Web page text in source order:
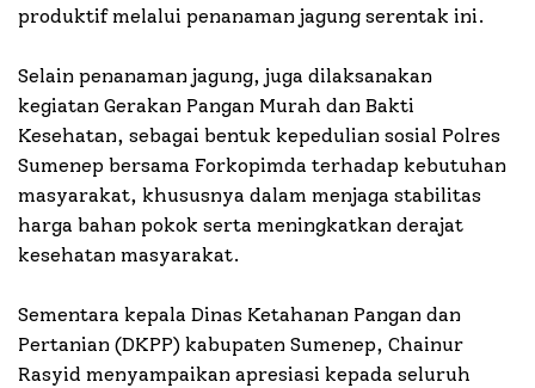
produktif melalui penanaman jagung serentak ini.
Selain penanaman jagung, juga dilaksanakan
kegiatan Gerakan Pangan Murah dan Bakti
Kesehatan, sebagai bentuk kepedulian sosial Polres
Sumenep bersama Forkopimda terhadap kebutuhan
masyarakat, khususnya dalam menjaga stabilitas
harga bahan pokok serta meningkatkan derajat
kesehatan masyarakat.
Sementara kepala Dinas Ketahanan Pangan dan
Pertanian (DKPP) kabupaten Sumenep, Chainur
Rasyid menyampaikan apresiasi kepada seluruh